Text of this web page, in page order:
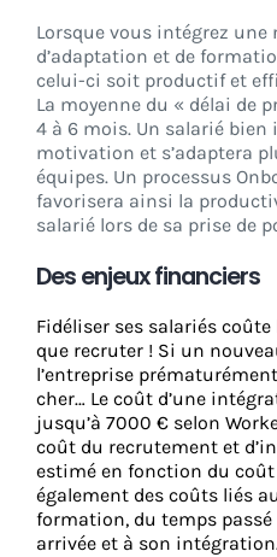
Lorsque vous intégrez
d’adaptation et de
celui-ci soit productif et
La moyenne du « délai de
4 à 6 mois. Un salarié
motivation et s’adaptera
équipes. Un processus
favorisera ainsi la
salarié lors de sa prise de
Des enjeux financiers
Fidéliser ses salariés
que recruter ! Si un
l’entreprise
cher… Le coût d’une
jusqu’à 7000 € selon
coût du recrutement et
estimé en fonction du
également des coûts liés
formation, du temps
arrivée et à son